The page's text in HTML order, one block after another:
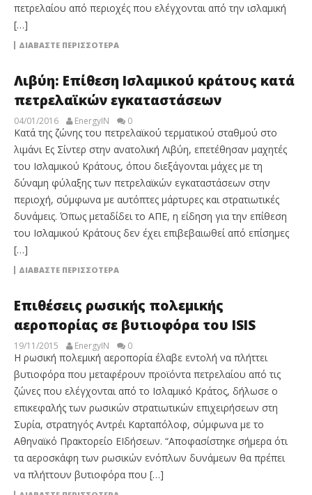
πετρελαίου από περιοχές που ελέγχονται από την ισλαμική
[…]
ΔΙΑΒΆΣΤΕ ΠΕΡΙΣΣΌΤΕΡΑ
Λιβύη: Επίθεση Ισλαμικού κράτους κατά
πετρελαϊκών εγκαταστάσεων
04/01/2016 EnergyIN 0
Κατά της ζώνης του πετρελαϊκού τερματικού σταθμού στο
λιμάνι Ες Σίντερ στην ανατολική Λιβύη, επετέθησαν μαχητές
του Ισλαμικού Κράτους, όπου διεξάγονται μάχες με τη
δύναμη φύλαξης των πετρελαϊκών εγκαταστάσεων στην
περιοχή, σύμφωνα με αυτόπτες μάρτυρες και στρατιωτικές
δυνάμεις. Όπως μεταδίδει το ΑΠΕ, η είδηση για την επίθεση
του Ισλαμικού Κράτους δεν έχει επιβεβαιωθεί από επίσημες
[…]
ΔΙΑΒΆΣΤΕ ΠΕΡΙΣΣΌΤΕΡΑ
Eπιθέσεις ρωσικής πολεμικής
αεροπορίας σε βυτιοφόρα του ISIS
19/11/2015 EnergyIN 0
Η ρωσική πολεμική αεροπορία έλαβε εντολή να πλήττει
βυτιοφόρα που μεταφέρουν προϊόντα πετρελαίου από τις
ζώνες που ελέγχονται από το Ισλαμικό Κράτος, δήλωσε ο
επικεφαλής των ρωσικών στρατιωτικών επιχειρήσεων στη
Συρία, στρατηγός Αντρέι Καρταπόλοφ, σύμφωνα με το
Αθηναϊκό Πρακτορείο ΕΙδήσεων. “Αποφασίστηκε σήμερα ότι
τα αεροσκάφη των ρωσικών ενόπλων δυνάμεων θα πρέπει
να πλήττουν βυτιοφόρα που […]